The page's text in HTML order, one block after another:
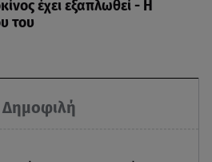
Δημοφιλή
έχει εξαπλωθεί - Η
του